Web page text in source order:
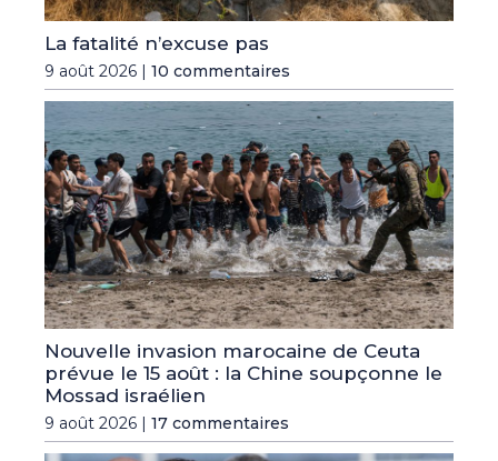
La fatalité n’excuse pas
9 août 2026 | 10 commentaires
Nouvelle invasion marocaine de Ceuta
prévue le 15 août : la Chine soupçonne le
Mossad israélien
9 août 2026 | 17 commentaires